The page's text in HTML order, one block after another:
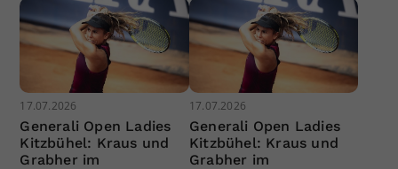
17.07.2026
Generali Open Ladies
Kitzbühel: Kraus und
Grabher im
17.07.2026
Generali Open Ladies
Kitzbühel: Kraus und
Grabher im